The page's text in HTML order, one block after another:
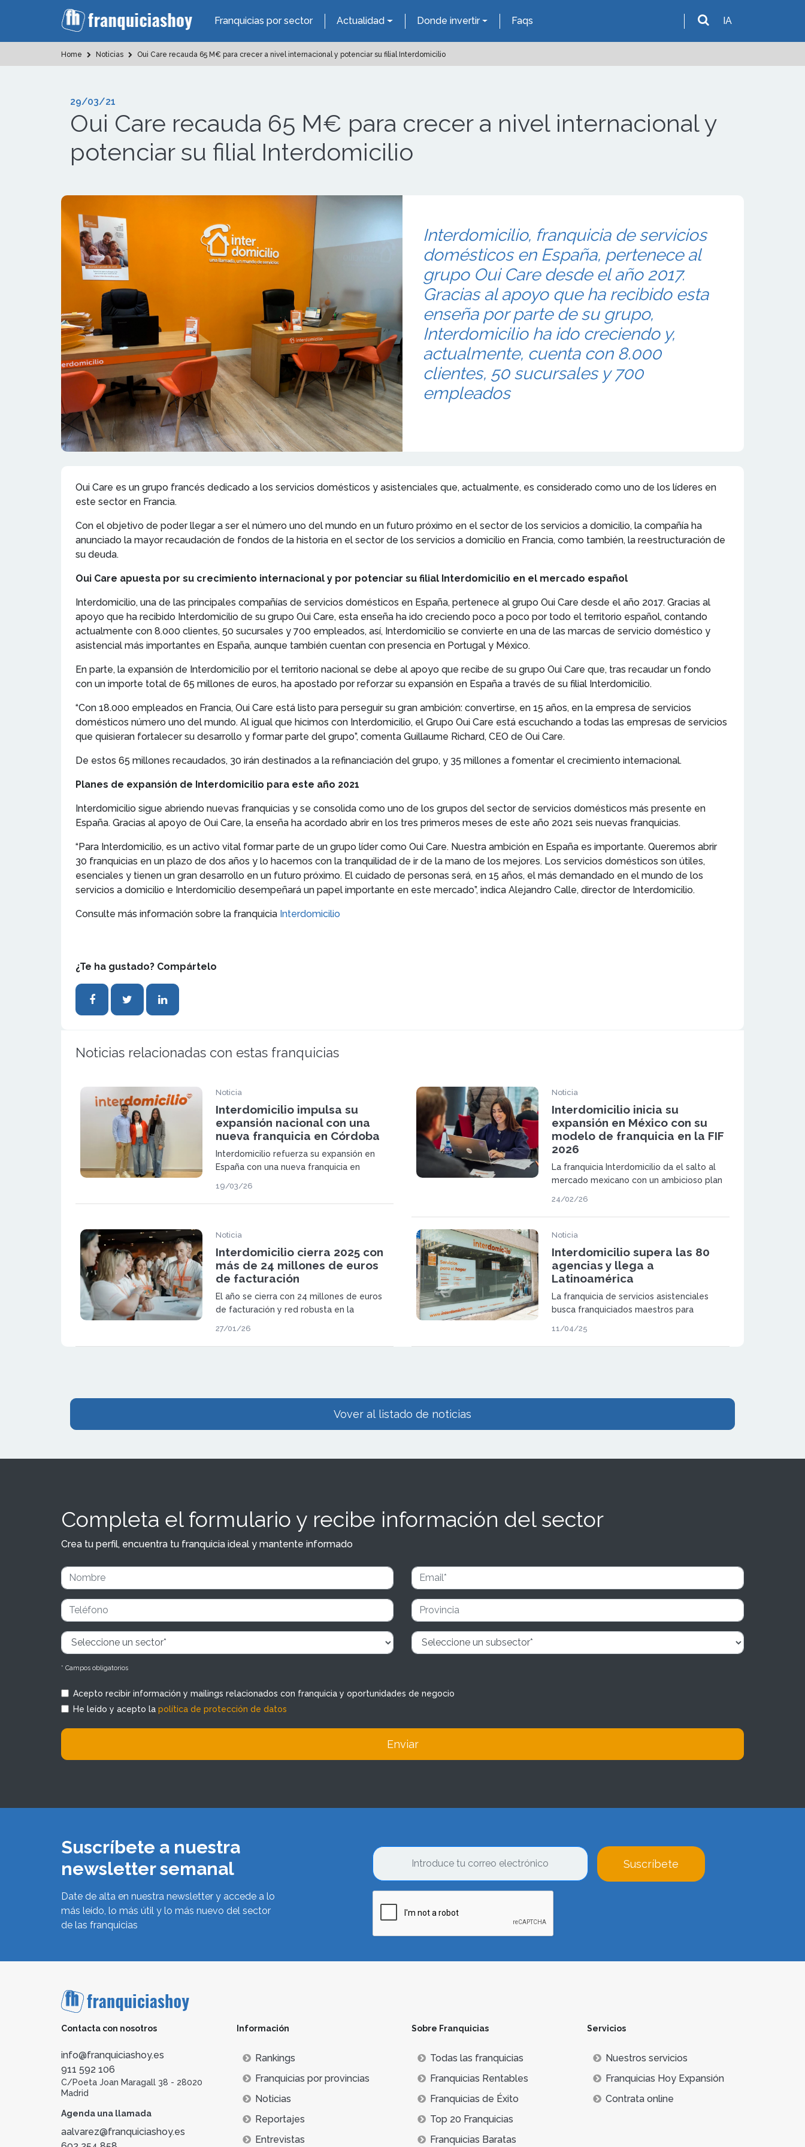
Franquicias por sector Actualidad Donde invertir Faqs IA
Home Noticias Oui Care recauda 65 M€ para crecer a nivel internacional y potenciar su filial Interdomicilio
29/03/21
Oui Care recauda 65 M€ para crecer a nivel internacional y
potenciar su filial Interdomicilio
Interdomicilio, franquicia de servicios
domésticos en España, pertenece al
grupo Oui Care desde el año 2017.
Gracias al apoyo que ha recibido esta
enseña por parte de su grupo,
Interdomicilio ha ido creciendo y,
actualmente, cuenta con 8.000
clientes, 50 sucursales y 700
empleados
Oui Care es un grupo francés dedicado a los servicios domésticos y asistenciales que, actualmente, es considerado como uno de los líderes en
este sector en Francia.
Con el objetivo de poder llegar a ser el número uno del mundo en un futuro próximo en el sector de los servicios a domicilio, la compañía ha
anunciado la mayor recaudación de fondos de la historia en el sector de los servicios a domicilio en Francia, como también, la reestructuración de
su deuda.
Oui Care apuesta por su crecimiento internacional y por potenciar su filial Interdomicilio en el mercado español
Interdomicilio, una de las principales compañías de servicios domésticos en España, pertenece al grupo Oui Care desde el año 2017. Gracias al
apoyo que ha recibido Interdomicilio de su grupo Oui Care, esta enseña ha ido creciendo poco a poco por todo el territorio español, contando
actualmente con 8.000 clientes, 50 sucursales y 700 empleados, así, Interdomicilio se convierte en una de las marcas de servicio doméstico y
asistencial más importantes en España, aunque también cuentan con presencia en Portugal y México.
En parte, la expansión de Interdomicilio por el territorio nacional se debe al apoyo que recibe de su grupo Oui Care que, tras recaudar un fondo
con un importe total de 65 millones de euros, ha apostado por reforzar su expansión en España a través de su filial Interdomicilio.
“Con 18.000 empleados en Francia, Oui Care está listo para perseguir su gran ambición: convertirse, en 15 años, en la empresa de servicios
domésticos número uno del mundo. Al igual que hicimos con Interdomicilio, el Grupo Oui Care está escuchando a todas las empresas de servicios
que quisieran fortalecer su desarrollo y formar parte del grupo”, comenta Guillaume Richard, CEO de Oui Care.
De estos 65 millones recaudados, 30 irán destinados a la refinanciación del grupo, y 35 millones a fomentar el crecimiento internacional.
Planes de expansión de Interdomicilio para este año 2021
Interdomicilio sigue abriendo nuevas franquicias y se consolida como uno de los grupos del sector de servicios domésticos más presente en
España. Gracias al apoyo de Oui Care, la enseña ha acordado abrir en los tres primeros meses de este año 2021 seis nuevas franquicias.
“Para Interdomicilio, es un activo vital formar parte de un grupo líder como Oui Care. Nuestra ambición en España es importante. Queremos abrir
30 franquicias en un plazo de dos años y lo hacemos con la tranquilidad de ir de la mano de los mejores. Los servicios domésticos son útiles,
esenciales y tienen un gran desarrollo en un futuro próximo. El cuidado de personas será, en 15 años, el más demandado en el mundo de los
servicios a domicilio e Interdomicilio desempeñará un papel importante en este mercado”, indica Alejandro Calle, director de Interdomicilio.
Consulte más información sobre la franquicia Interdomicilio
¿Te ha gustado? Compártelo
Noticias relacionadas con estas franquicias
Noticia
Interdomicilio impulsa su
expansión nacional con una
nueva franquicia en Córdoba
Interdomicilio refuerza su expansión en
España con una nueva franquicia en
en un sector en crecimiento impulsado por
la demanda de servicios a domicilio y el
19/03/26
Noticia
Interdomicilio inicia su
expansión en México con su
modelo de franquicia en la FIF
2026
La franquicia Interdomicilio da el salto al
mercado mexicano con un ambicioso plan
oficialmente su proyecto en la Feria
Internacional de Franquicias (FIF) 2026 en
24/02/26
Noticia
Interdomicilio cierra 2025 con
más de 24 millones de euros
de facturación
El año se cierra con 24 millones de euros
de facturación y red robusta en la
a 2026 con foco en eficiencia y
acompañamiento operativo a sus agencias.
27/01/26
Noticia
Interdomicilio supera las 80
agencias y llega a
Latinoamérica
La franquicia de servicios asistenciales
busca franquiciados maestros para
consolidado, con fuerte reconocimiento de
marca y soporte integral
11/04/25
Vover al listado de noticias
Completa el formulario y recibe información del sector
Crea tu perfil, encuentra tu franquicia ideal y mantente informado
* Campos obligatorios
Acepto recibir información y mailings relacionados con franquicia y oportunidades de negocio
He leído y acepto la política de protección de datos
Enviar
Suscríbete a nuestra
newsletter semanal
Date de alta en nuestra newsletter y accede a lo
más leído, lo más útil y lo más nuevo del sector
de las franquicias
Suscríbete
Contacta con nosotros
info@franquiciashoy.es
911 592 106
C/Poeta Joan Maragall 38 - 28020
Madrid
Agenda una llamada
aalvarez@franquiciashoy.es
Información
Rankings
Franquicias por provincias
Noticias
Reportajes
Entrevistas
Sobre Franquicias
Todas las franquicias
Franquicias Rentables
Franquicias de Éxito
Top 20 Franquicias
Franquicias Baratas
Servicios
Nuestros servicios
Franquicias Hoy Expansión
Contrata online